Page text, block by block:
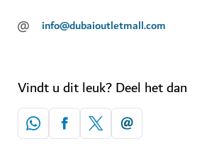
@ info@dubaioutletmall.com
Vindt u dit leuk? Deel het dan